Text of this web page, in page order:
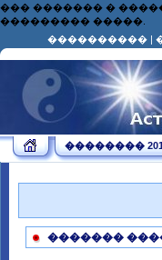
��� ������� � �����
��������� �����.
���������� |
��������
�������